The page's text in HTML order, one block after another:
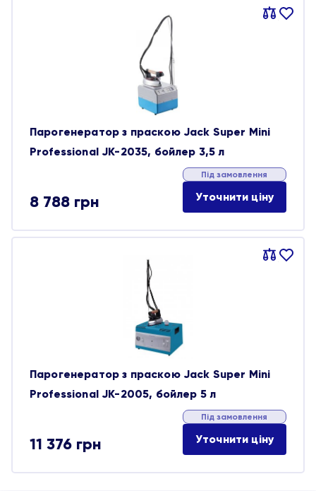
Порівняти
В
Парогенератор з праскою Jack Super Mini
Professional JK-2035, бойлер 3,5 л
8 788 грн
Під замовлення
Уточнити ціну
Порівняти
В
Парогенератор з праскою Jack Super Mini
Professional JK-2005, бойлер 5 л
11 376 грн
Під замовлення
Уточнити ціну